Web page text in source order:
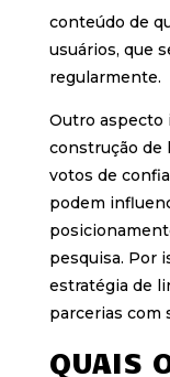
conteúdo de
usuários, que
regularmente.
Outro aspecto
construção de
votos de
podem
pesquisa. Por
estratégia de
parcerias com
QUAIS